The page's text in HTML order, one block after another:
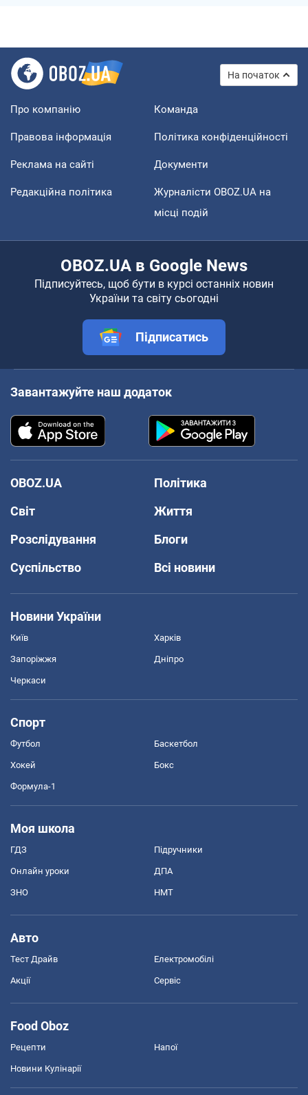
На початок
Про компанію Команда
Правова інформація Політика конфіденційності
Реклама на сайті Документи
Редакційна політика
Журналісти OBOZ.UA на
місці подій
OBOZ.UA в Google News
Підписуйтесь, щоб бути в курсі останніх новин
України та світу сьогодні
Підписатись
Завантажуйте наш додаток
OBOZ.UA
Політика
Світ
Життя
Розслідування
Блоги
Суспільство
Всі новини
Новини України
Київ Харків
Запоріжжя Дніпро
Черкаси
Спорт
Футбол Баскетбол
Хокей Бокс
Формула-1
Моя школа
ГДЗ Підручники
Онлайн уроки ДПА
ЗНО НМТ
Авто
Тест Драйв Електромобілі
Акції Сервіс
Food Oboz
Рецепти Напої
Новини Кулінарії